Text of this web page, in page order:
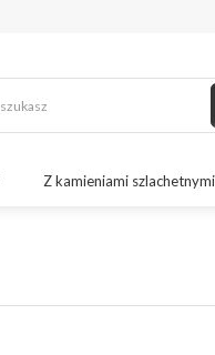
Z kamieniami szlachetnymi